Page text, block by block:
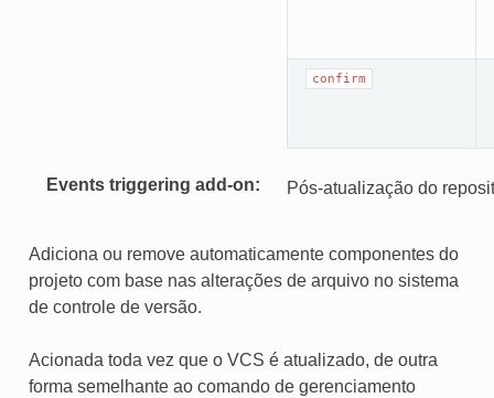
confirm
Events triggering add-on Pós-atualização do
Adiciona ou remove automaticamente componentes do
projeto com base nas alterações de arquivo no sistema
de controle de versão.
Acionada toda vez que o VCS é atualizado, de outra
forma semelhante ao comando de gerenciamento